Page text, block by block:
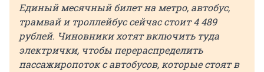
Единый месячный билет на метро, автобус,
трамвай и троллейбус сейчас стоит 4 489
рублей. Чиновники хотят включить туда
электрички, чтобы перераспределить
пассажиропоток с автобусов, которые стоят в